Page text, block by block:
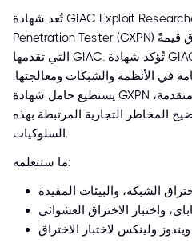
تُعد شهادة GIAC Exploit Researcher and Advanced
Penetration Tester (GXPN) من أكثر شهادات اختبار الاختراق قيمةً
التي تقدمها GIAC. تُؤكد شهادة GIAC GXPN قدرة الفرد على
في الأنظمة والشبكات ومعالجتها.
يستطيع حامل شهادة GXPN إجراء اختبارات اختراق متقدمة،
المخاطر التجارية المرتبطة بهذه
السلوكيات.
ما ستتعلمه:
الشبكة، والبيئات المقيدة
ولينكس لاختبار الاختراق